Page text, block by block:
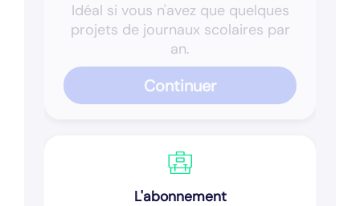
Idéal si vous n'avez que quelques
projets de journaux scolaires par
an.
Continuer
L'abonnement